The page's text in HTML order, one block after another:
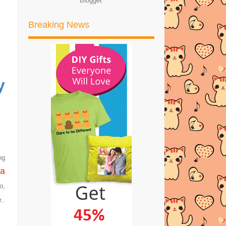
DENGAN DELUXE NAIL CLIPP...
RESEPI NASI AYAM MUDAH DAN
SEDAP!
DOA HARIAN RAMADHAN | HARI
KETIGA
DOA HARIAN RAMADHAN | HARI
KEDUA
DOA HARIAN RAMADHAN | HARI
PERTAMA
CONTEST OLDTOWN RIANG RAYA
DAN MENANG 2017
DOA MENYAMBUT BULAN
RAMADHAN
SELAMAT DATANG YA RAMADHAN
Breaking News